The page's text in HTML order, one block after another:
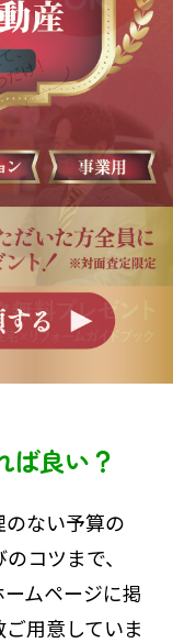
ば良い？
ない予算の
コツまで、
ムページに掲
用意していま